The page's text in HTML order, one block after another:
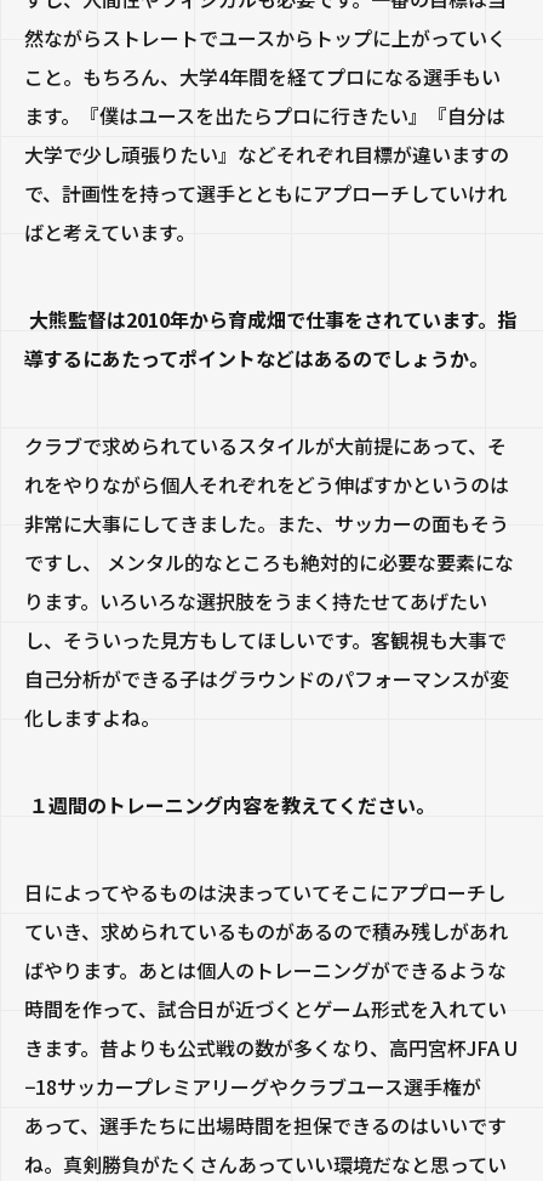
然ながらストレートでユースからトップに上がっていく
こと。もちろん、大学4年間を経てプロになる選手もい
ます。『僕はユースを出たらプロに行きたい』『自分は
大学で少し頑張りたい』などそれぞれ目標が違いますの
で、計画性を持って選手とともにアプローチしていけれ
ばと考えています。
大熊監督は2010年から育成畑で仕事をされています。指
導するにあたってポイントなどはあるのでしょうか。
クラブで求められているスタイルが大前提にあって、そ
れをやりながら個人それぞれをどう伸ばすかというのは
非常に大事にしてきました。また、サッカーの面もそう
ですし、 メンタル的なところも絶対的に必要な要素にな
ります。いろいろな選択肢をうまく持たせてあげたい
し、そういった見方もしてほしいです。客観視も大事で
自己分析ができる子はグラウンドのパフォーマンスが変
化しますよね。
１週間のトレーニング内容を教えてください。
日によってやるものは決まっていてそこにアプローチし
ていき、求められているものがあるので積み残しがあれ
ばやります。あとは個人のトレーニングができるような
時間を作って、試合日が近づくとゲーム形式を入れてい
きます。昔よりも公式戦の数が多くなり、高円宮杯JFA U
−18サッカープレミアリーグやクラブユース選手権が
あって、選手たちに出場時間を担保できるのはいいです
ね。真剣勝負がたくさんあっていい環境だなと思ってい